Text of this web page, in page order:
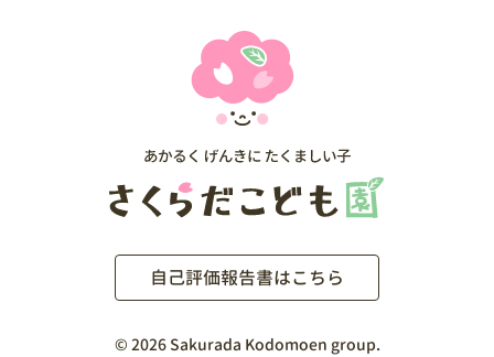
自己評価報告書はこちら
© 2026 Sakurada Kodomoen group.